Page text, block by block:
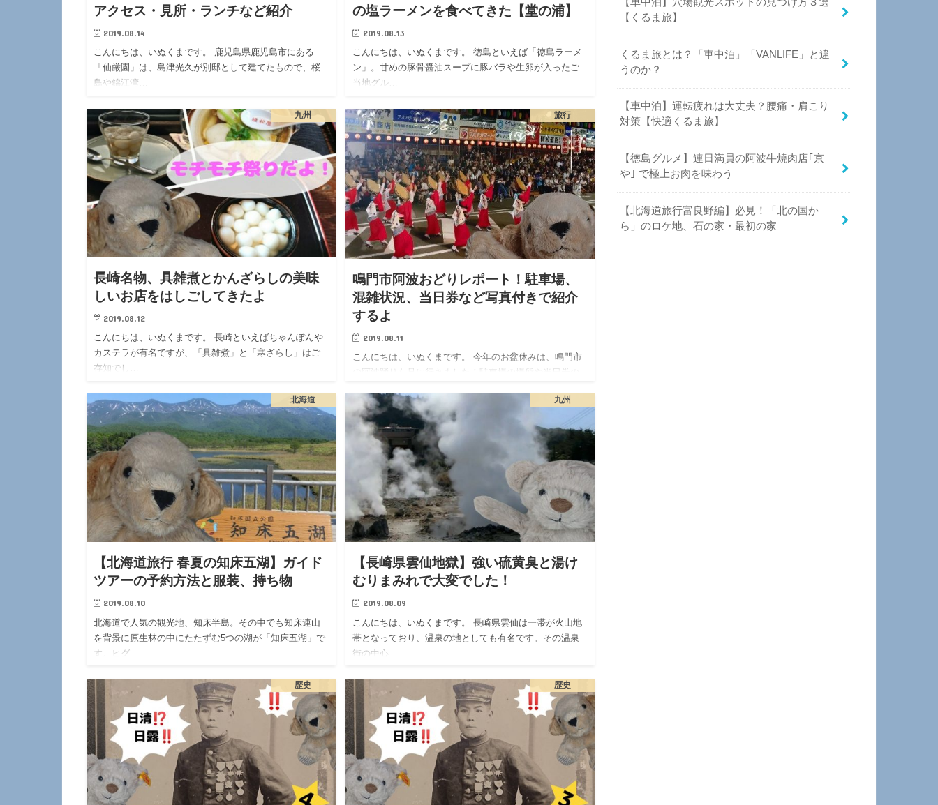
アクセス・見所・ランチなど紹介
2019.08.14
こんにちは、いぬくまです。 鹿児島県鹿児島市にある
「仙厳園」は、島津光久が別邸として建てたもので、桜
島や錦江湾…
の塩ラーメンを食べてきた【堂の浦】
2019.08.13
こんにちは、いぬくまです。 徳島といえば「徳島ラーメ
ン」。甘めの豚骨醤油スープに豚バラや生卵が入ったご
当地グル…
九州
長崎名物、具雑煮とかんざらしの美味
しいお店をはしごしてきたよ
2019.08.12
こんにちは、いぬくまです。 長崎といえばちゃんぽんや
カステラが有名ですが、「具雑煮」と「寒ざらし」はご
存知でし…
旅行
鳴門市阿波おどりレポート！駐車場、
混雑状況、当日券など写真付きで紹介
するよ
2019.08.11
こんにちは、いぬくまです。 今年のお盆休みは、鳴門市
の阿波踊りを見に行きました！駐車場の場所や当日券の
北海道
【北海道旅行 春夏の知床五湖】ガイド
ツアーの予約方法と服装、持ち物
2019.08.10
北海道で人気の観光地、知床半島。その中でも知床連山
を背景に原生林の中にたたずむ5つの湖が「知床五湖」で
す。ヒグ…
九州
【長崎県雲仙地獄】強い硫黄臭と湯け
むりまみれで大変でした！
2019.08.09
こんにちは、いぬくまです。 長崎県雲仙は一帯が火山地
帯となっており、温泉の地としても有名です。その温泉
街の中心…
歴史 歴史
【くるま旅】
くるま旅とは？「車中泊」「VANLIFE」と違
うのか？
【車中泊】運転疲れは大丈夫？腰痛・肩こり
対策【快適くるま旅】
【徳島グルメ】連日満員の阿波牛焼肉店｢京
や｣ で極上お肉を味わう
【北海道旅行富良野編】必見！「北の国か
ら」のロケ地、石の家・最初の家